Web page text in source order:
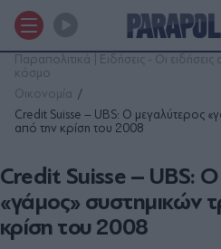
Παραπολιτικά | Ειδήσεις - Οι
κόσμο
Οικονομία
Credit Suisse – UBS: Ο μεγαλύτερος
από την κρίση του 2008
Credit Suisse – UBS:
«γάμος» συστημικών
κρίση του 2008